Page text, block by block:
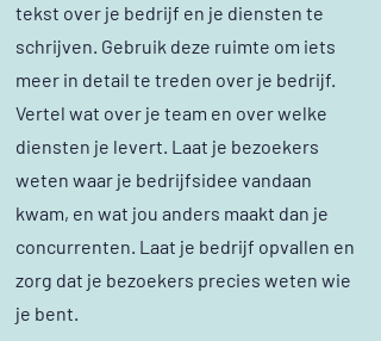
tekst over je bedrijf en je diensten te
schrijven. Gebruik deze ruimte om iets
meer in detail te treden over je bedrijf.
Vertel wat over je team en over welke
diensten je levert. Laat je bezoekers
weten waar je bedrijfsidee vandaan
kwam, en wat jou anders maakt dan je
concurrenten. Laat je bedrijf opvallen en
zorg dat je bezoekers precies weten wie
je bent.